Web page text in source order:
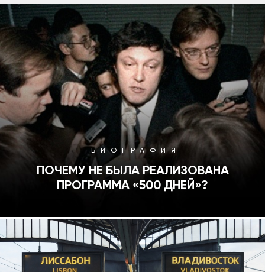
БИОГРАФИЯ
ПОЧЕМУ НЕ БЫЛА РЕАЛИЗОВАНА
ПРОГРАММА «500 ДНЕЙ»?